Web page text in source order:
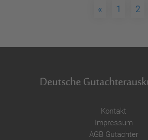
« 1 2
Kontakt
Impressum
AGB Gutachter